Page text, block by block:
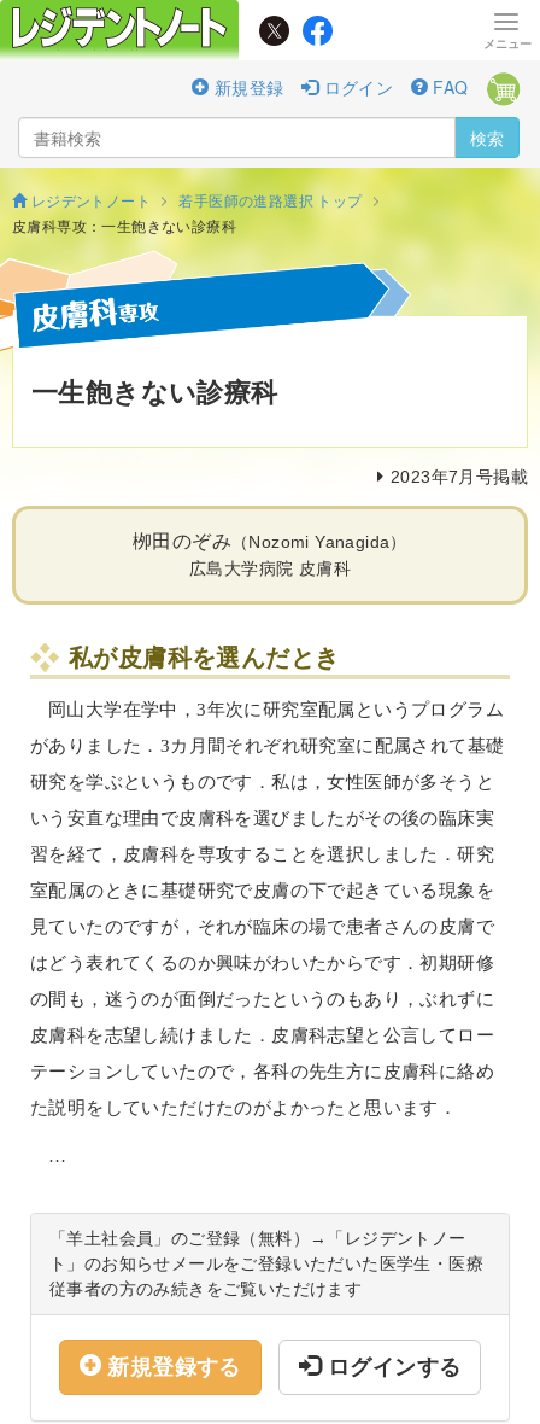
新規登録 ログイン FAQ
検索
レジデントノート
若手医師の進路選択 トップ
皮膚科専攻：一生飽きない診療科
一生飽きない診療科
2023年7月号掲載
栁田のぞみ （Nozomi Yanagida）
広島大学病院 皮膚科
私が皮膚科を選んだとき
岡山大学在学中，3年次に研究室配属というプログラム
がありました．3カ月間それぞれ研究室に配属されて基礎
研究を学ぶというものです．私は，女性医師が多そうと
いう安直な理由で皮膚科を選びましたがその後の臨床実
習を経て，皮膚科を専攻することを選択しました．研究
室配属のときに基礎研究で皮膚の下で起きている現象を
見ていたのですが，それが臨床の場で患者さんの皮膚で
はどう表れてくるのか興味がわいたからです．初期研修
の間も，迷うのが面倒だったというのもあり，ぶれずに
皮膚科を志望し続けました．皮膚科志望と公言してロー
テーションしていたので，各科の先生方に皮膚科に絡め
た説明をしていただけたのがよかったと思います．
…
「羊土社会員」のご登録（無料）→「レジデントノー
ト」のお知らせメールをご登録いただいた医学生・医療
従事者の方のみ続きをご覧いただけます
新規登録する ログインする